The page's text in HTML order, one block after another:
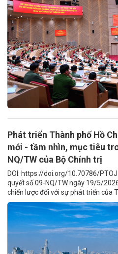
Phát triển Thành phố Hồ
mới - tầm nhìn, mục tiêu
NQ/TW của Bộ Chính trị
DOI: https://doi.org/10.70786/
quyết số 09-NQ/TW ngày 19/5/
chiến lược đối với sự phát triển của